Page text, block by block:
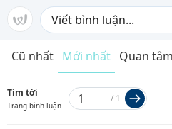
Cũ nhất Mới nhất Quan
Tìm tới
Trang bình luận
/ 1